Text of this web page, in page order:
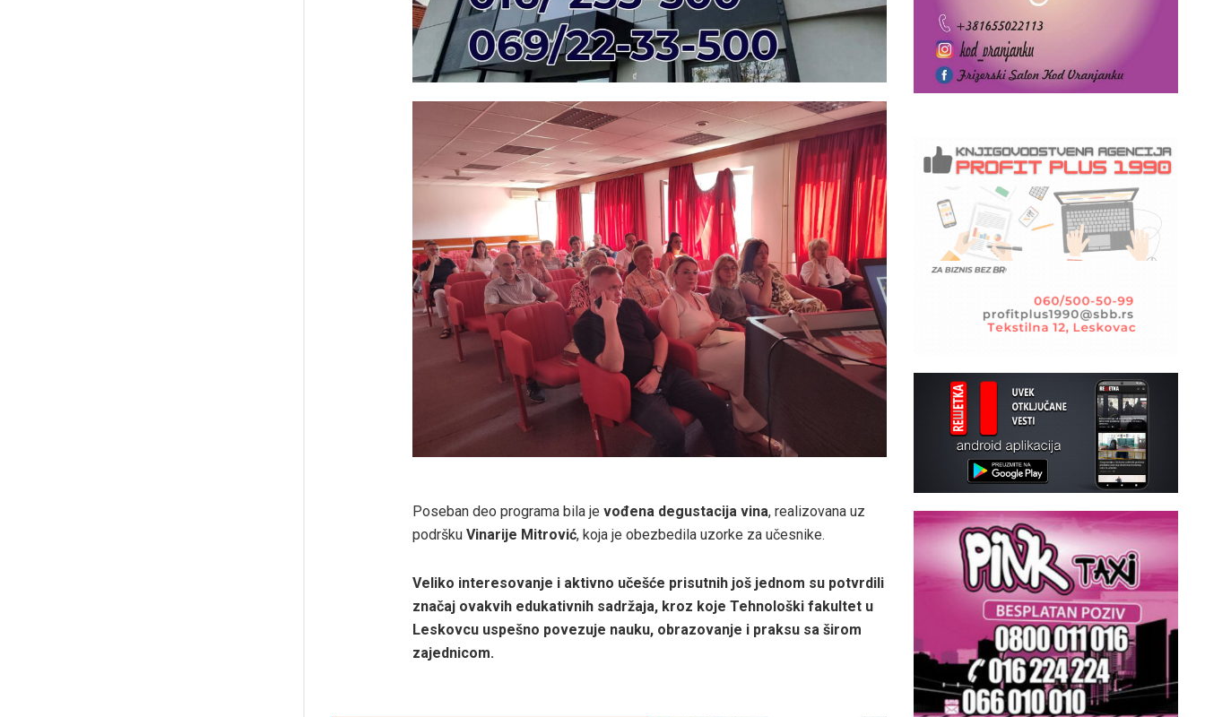
Poseban deo programa bila je vođena degustacija vina, realizovana uz
podršku Vinarije Mitrović, koja je obezbedila uzorke za učesnike.
Veliko interesovanje i aktivno učešće prisutnih još jednom su potvrdili
značaj ovakvih edukativnih sadržaja, kroz koje Tehnološki fakultet u
Leskovcu uspešno povezuje nauku, obrazovanje i praksu sa širom
zajednicom.